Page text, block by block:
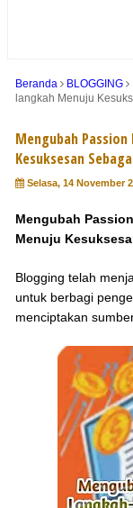
Beranda BLOGGING
langkah Menuju
Mengubah
Kesuksesan
Selasa, 14 November
Mengubah
Menuju
Blogging telah
untuk berbagi
menciptakan